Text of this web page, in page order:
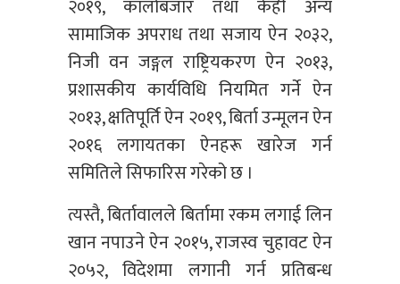
२०१९, कालोबजार तथा केही अन्य
सामाजिक अपराध तथा सजाय ऐन २०३२,
निजी वन जङ्गल राष्ट्रियकरण ऐन २०१३,
प्रशासकीय कार्यविधि नियमित गर्ने ऐन
२०१३, क्षतिपूर्ति ऐन २०१९, बिर्ता उन्मूलन ऐन
२०१६ लगायतका ऐनहरू खारेज गर्न
समितिले सिफारिस गरेको छ ।
त्यस्तै, बिर्तावालले बिर्तामा रकम लगाई लिन
खान नपाउने ऐन २०१५, राजस्व चुहावट ऐन
२०५२, विदेशमा लगानी गर्न प्रतिबन्ध